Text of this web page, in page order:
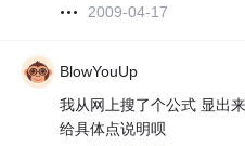
2009-04-17
BlowYouUp
我从网上搜了个公式 显出
给具体点说明呗